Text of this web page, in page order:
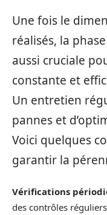
Une fois le
réalisés, la
aussi cruciale
constante et
Un entretien
pannes et
Voici quelques
garantir la
Vérifications
des contrôles